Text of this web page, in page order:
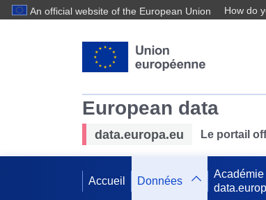
An official website of the European Union How do
European data
data.europa.eu Le portail
Accueil Données
Académie